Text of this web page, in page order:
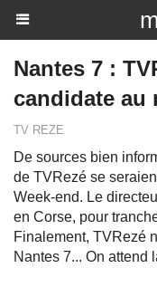
Nantes 7 :
candidate au
TV REZE
De sources bien
de TVRezé se
Week-end. Le
en Corse, pour
Finalement, TVRezé
Nantes 7... On attend